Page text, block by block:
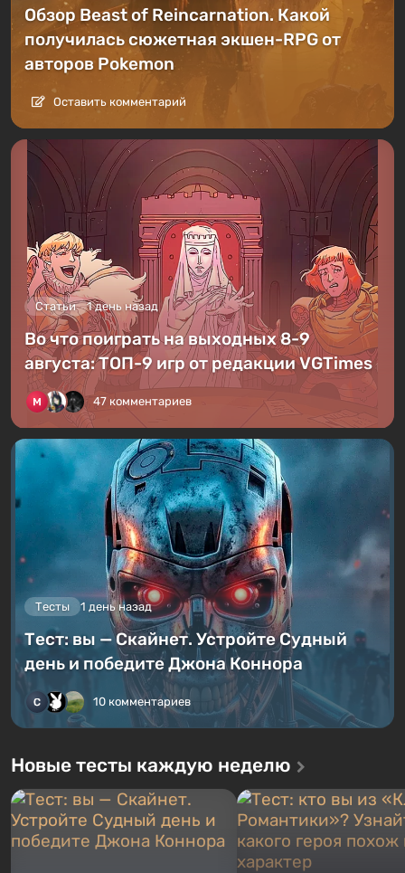
Обзор Beast of Reincarnation. Какой
получилась сюжетная экшен-RPG от
авторов Pokemon
Оставить комментарий
Статьи 1 день назад
Во что поиграть на выходных 8-9
августа: ТОП-9 игр от редакции VGTimes
47 комментариев
Тесты 1 день назад
Тест: вы — Скайнет. Устройте Судный
день и победите Джона Коннора
10 комментариев
Новые тесты каждую неделю